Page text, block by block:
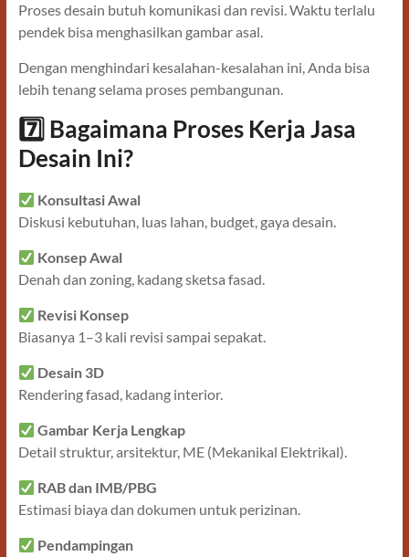
Proses desain butuh komunikasi dan revisi. Waktu terlalu
pendek bisa menghasilkan gambar asal.
Dengan menghindari kesalahan-kesalahan ini, Anda bisa
lebih tenang selama proses pembangunan.
7️Bagaimana Proses Kerja Jasa
Desain Ini?
Konsultasi Awal
Diskusi kebutuhan, luas lahan, budget, gaya desain.
Konsep Awal
Denah dan zoning, kadang sketsa fasad.
Revisi Konsep
Biasanya 1–3 kali revisi sampai sepakat.
Desain 3D
Rendering fasad, kadang interior.
Gambar Kerja Lengkap
Detail struktur, arsitektur, ME (Mekanikal Elektrikal).
RAB dan IMB/PBG
Estimasi biaya dan dokumen untuk perizinan.
Pendampingan